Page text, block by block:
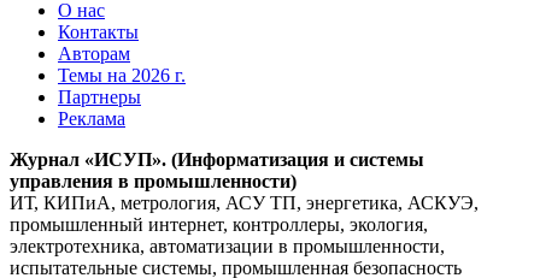
О нас
Контакты
Авторам
Темы на 2026 г.
Партнеры
Реклама
Журнал «ИСУП». (Информатизация и системы
управления в промышленности)
ИТ, КИПиА, метрология, АСУ ТП, энергетика, АСКУЭ,
промышленный интернет, контроллеры, экология,
электротехника, автоматизации в промышленности,
испытательные системы, промышленная безопасность